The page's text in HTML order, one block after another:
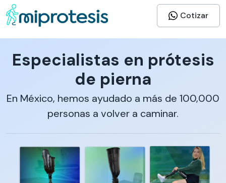
Cotizar
Especialistas en prótesis
de pierna
En México, hemos ayudado a más de 100,000
personas a volver a caminar.